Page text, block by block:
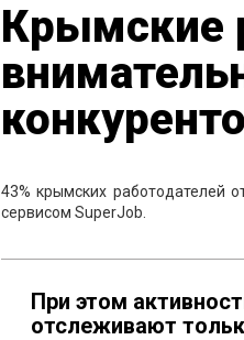
Крымские
43% крымских работодателей
сервисом SuperJob.
При этом
отслеживают